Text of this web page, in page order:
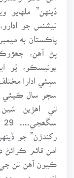
ڏينهن” ملهايو
نيشنس جو
پاڪستان به
پڻ آهن، جھڙوڪ
يونيسڪو، يُو
سڀئي ادارا
سڄو سال ڪيئي
تي اهڙين
رکندڙن” جو
امن قائم ڪرائڻ
ڪيون آهن تن جي
انهن سڀني